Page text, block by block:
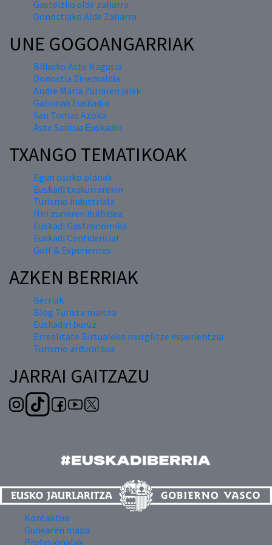
Gasteizko alde zaharra
Donostiako Alde Zaharra
UNE GOGOANGARRIAK
Bilboko Aste Nagusia
Donostia Zinemaldia
Andre Maria Zuriaren jaiak
Gabonak Euskadin
San Tomas Azoka
Aste Santua Euskadin
TXANGO TEMATIKOAK
Egun osoko planak
Euskadi txakurrarekin
Turismo industriala
Hiri zuriaren ibilbidea
Euskadi Gastronomika
Euskadi Confidential
Golf & Experiences
AZKEN BERRIAK
Berriak
Blog Turista maitea
Euskadiri buruz
Errealitate Birtualeko murgiltze esperientzia
Turismo arduratsua
JARRAI GAITZAZU
Kontaktua
Gunearen mapa
Profesionalak